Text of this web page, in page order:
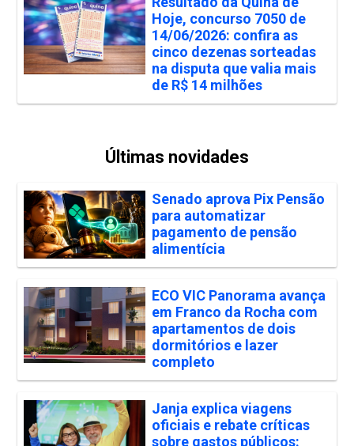
Hoje, concurso 7050 de
14/06/2026: confira as
cinco dezenas sorteadas
na disputa que valia mais
de R$ 14 milhões
Últimas novidades
Senado aprova Pix Pensão
para automatizar
pagamento de pensão
alimentícia
ECO VIC Panorama avança
em Franco da Rocha com
apartamentos de dois
dormitórios e lazer
completo
Janja explica viagens
oficiais e rebate críticas
sobre gastos públicos: